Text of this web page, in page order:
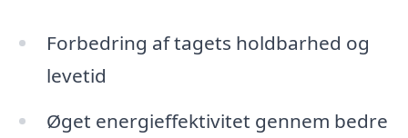
Forbedring af tagets holdbarhed og
levetid
Øget energieffektivitet gennem bedre